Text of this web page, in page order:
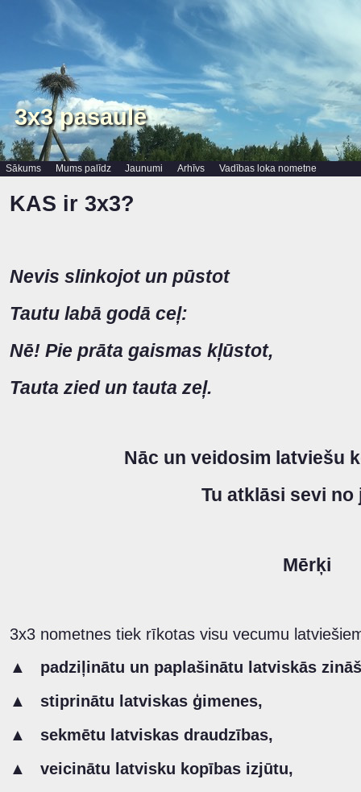
3x3 pasaulē
Sākums Mums palīdz Jaunumi Arhīvs Vadības loka nometne
KAS ir 3x3?
Nevis slinkojot un pūstot
Tautu labā godā ceļ:
Nē! Pie prāta gaismas kļūstot,
Tauta zied un tauta zeļ.
Nāc un veidosim latviešu
Tu atklāsi sevi no
Mērķi
3x3 nometnes tiek rīkotas visu vecumu
▲ padziļinātu un paplašinātu latviskās
▲ stiprinātu latviskas ģimenes,
▲
sekmētu latviskas draudzības,
▲ veicinātu latvisku kopības izjūtu,